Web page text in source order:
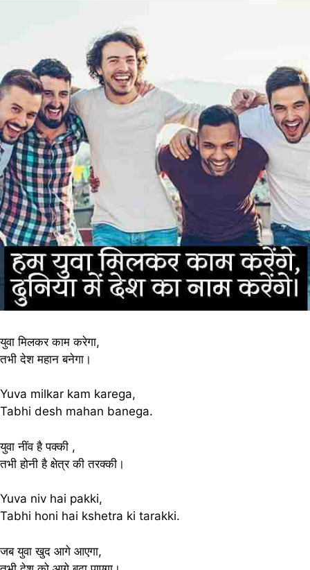
युवा मिलकर काम करेगा,
तभी देश महान बनेगा।
Yuva milkar kam karega,
Tabhi desh mahan banega.
युवा नींव है पक्की ,
तभी होनी है क्षेत्र की तरक्की।
Yuva niv hai pakki,
Tabhi honi hai kshetra ki tarakki.
जब युवा खुद आगे आएगा,